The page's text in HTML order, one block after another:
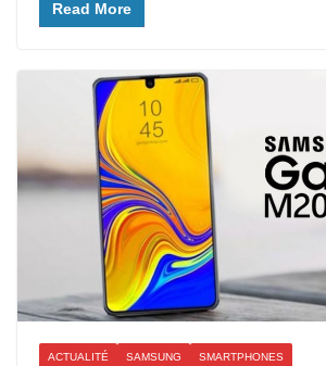
Read More
ACTUALITÉ SAMSUNG SMARTPHONES